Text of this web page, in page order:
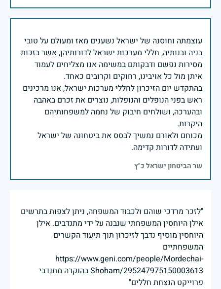
עוצמתה וחוסנה של ישראל נשענים מאז ומעולם על טובי
בניה ובנותיה, חללי מערכות ישראל לדורותיהן, אשר בזכות
מסירות נפשם ודבקותם במשימה אנו מצליחים לעמוד
בהתקדש יום הזיכרון לחללי מערכות ישראל, אנו מרכינים
ראש בפני הנופלים והנופלות, נוצרים את זכרם באהבה
ובהערכה, ושולחים חיבוק של נחמה למשפחותיהם
מכוחם ולאורם נמשיך לבסס את ביטחונה של ישראל
ועתידה לדורות קדימה.
שר הביטחון ישראל כ"ץ
"לזכר מרדכי שוהם ולכבוד המשפחה, ניתן לצפות בתרשים
אילן היוחסין המשפחתי שנבנה על ידי מתנדבים. אילן
היוחסין מוסיף נדבך לזיכרון תוך תיעוד הקשרים
המשפחתיים
https://www.geni.com/people/Mordechai-
Shoham/295247975150003613 בהוקרה מתנדבי
פרוייקט הנצחת חללים"